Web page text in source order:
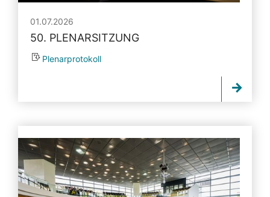
01.07.2026
50. PLENARSITZUNG
Plenarprotokoll